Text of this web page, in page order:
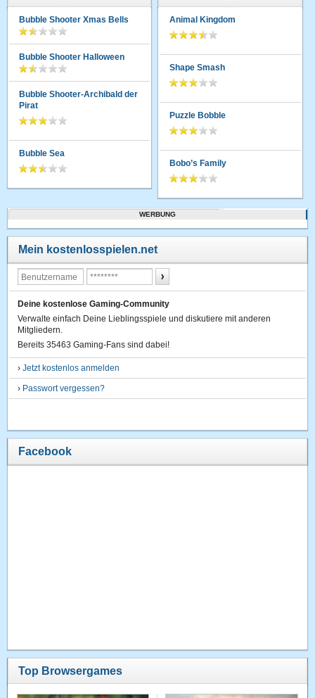
Bubble Shooter Xmas Bells
Bubble Shooter Halloween
Bubble Shooter-Archibald der
Pirat
Bubble Sea
Animal Kingdom
Shape Smash
Puzzle Bobble
Bobo’s Family
WERBUNG
Mein kostenlosspielen.net
Deine kostenlose Gaming-Community
Verwalte einfach Deine Lieblingsspiele und diskutiere mit anderen
Mitgliedern.
Bereits 35463 Gaming-Fans sind dabei!
›Jetzt kostenlos anmelden
› Passwort vergessen?
Facebook
Top Browsergames